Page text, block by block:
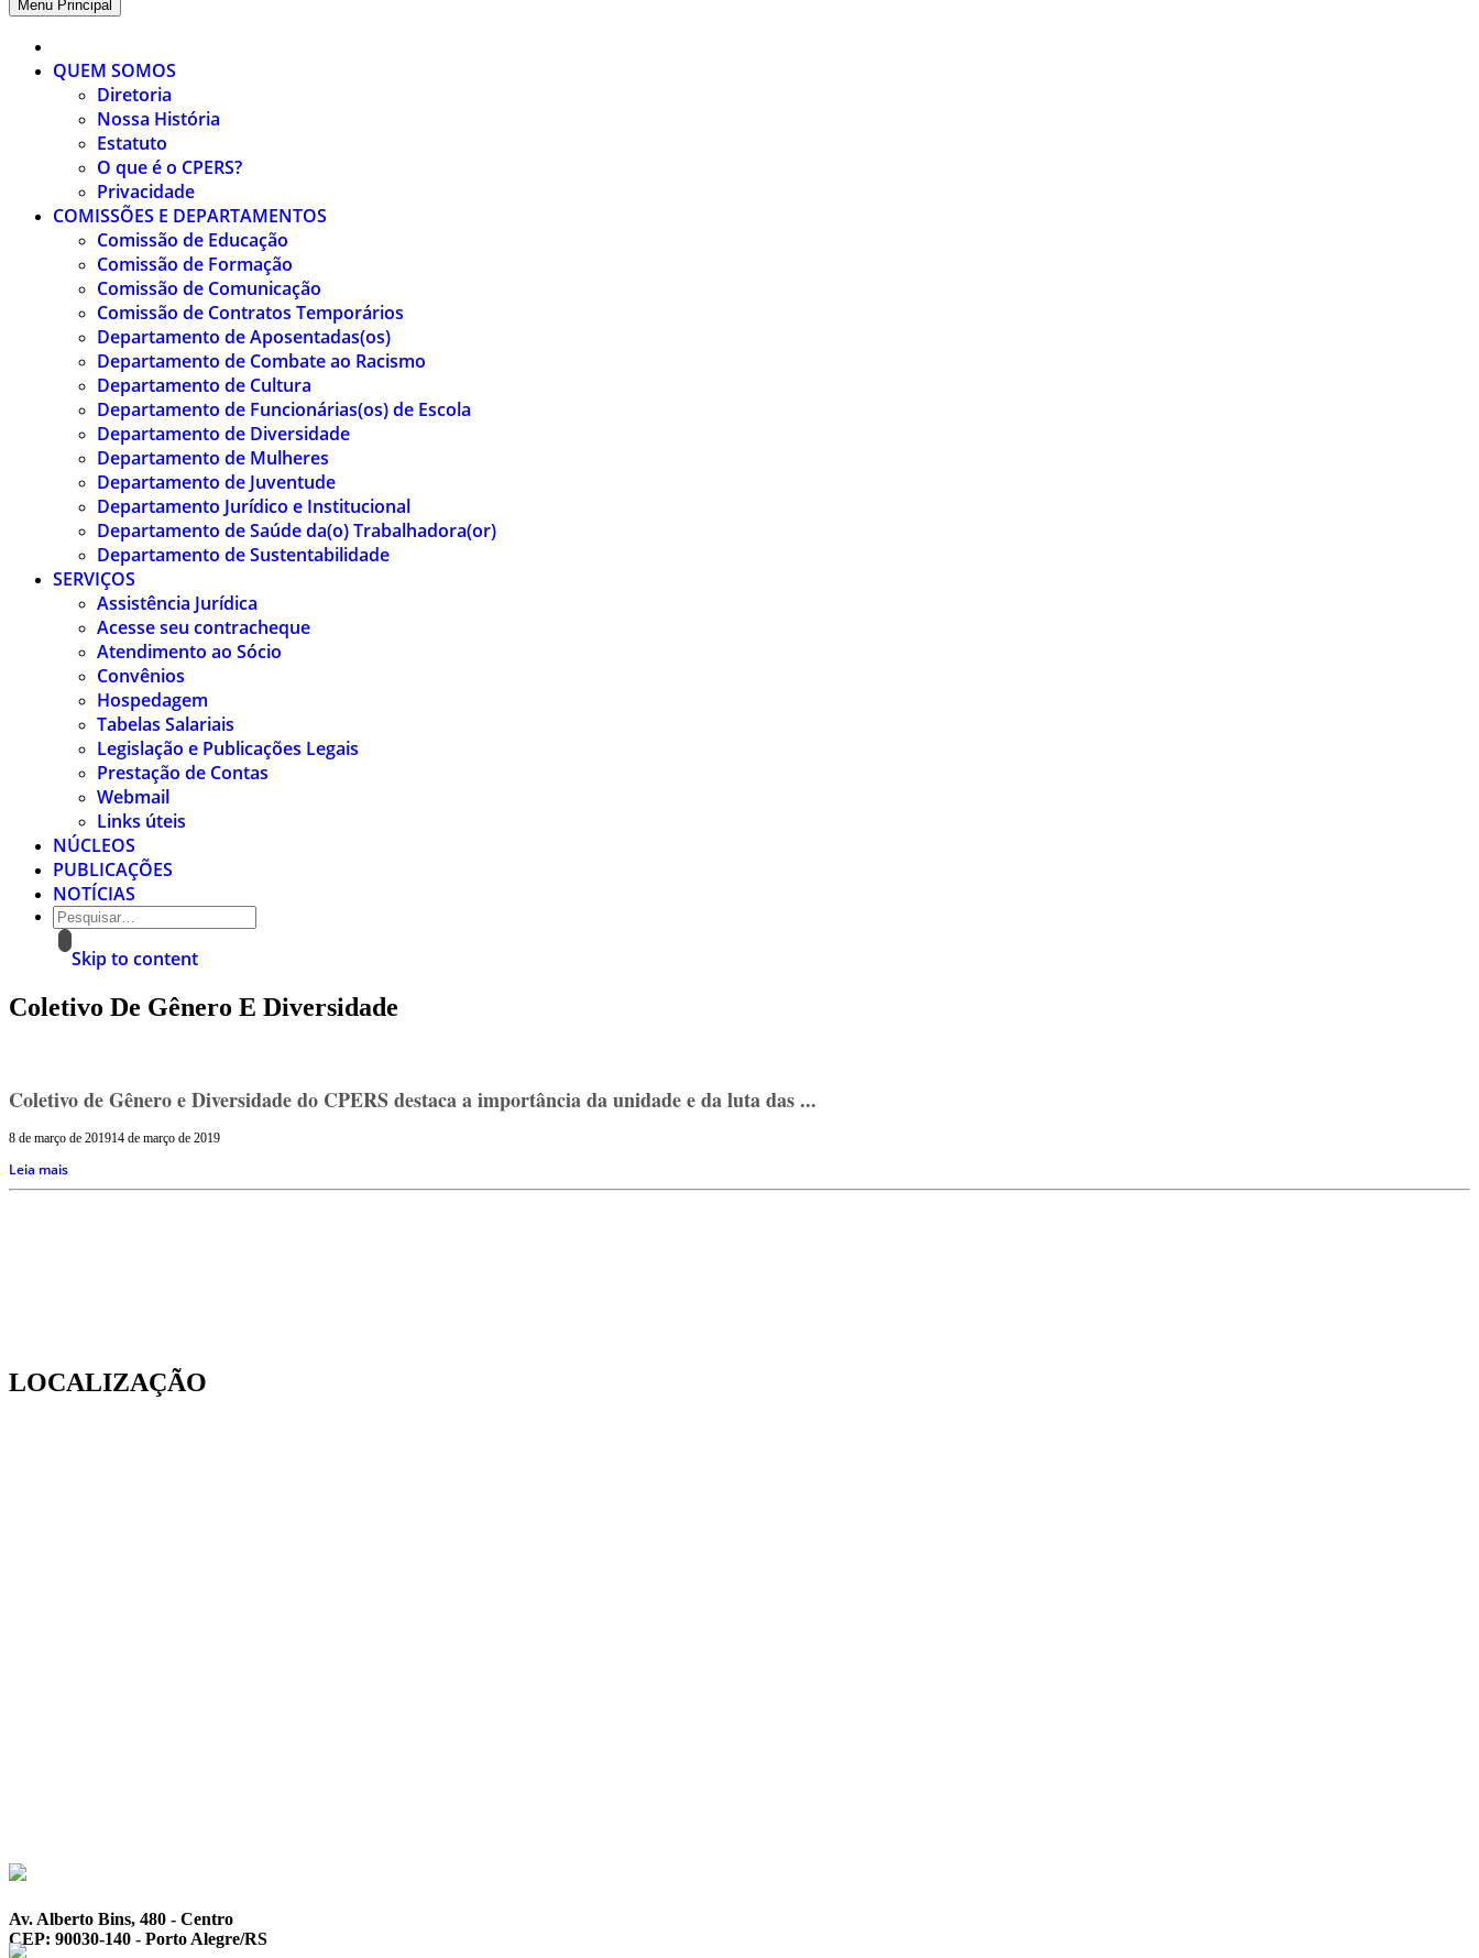
Menu Principal
QUEM SOMOS
Diretoria
Nossa História
Estatuto
O que é o CPERS?
Privacidade
COMISSÕES E DEPARTAMENTOS
Comissão de Educação
Comissão de Formação
Comissão de Comunicação
Comissão de Contratos Temporários
Departamento de Aposentadas(os)
Departamento de Combate ao Racismo
Departamento de Cultura
Departamento de Funcionárias(os) de Escola
Departamento de Diversidade
Departamento de Mulheres
Departamento de Juventude
Departamento Jurídico e Institucional
Departamento de Saúde da(o) Trabalhadora(or)
Departamento de Sustentabilidade
SERVIÇOS
Assistência Jurídica
Acesse seu contracheque
Atendimento ao Sócio
Convênios
Hospedagem
Tabelas Salariais
Legislação e Publicações Legais
Prestação de Contas
Webmail
Links úteis
NÚCLEOS
PUBLICAÇÕES
NOTÍCIAS
Skip to content
Coletivo De Gênero E Diversidade
Coletivo de Gênero e Diversidade do CPERS destaca a importância da unidade e da luta das ...
8 de março de 201914 de março de 2019
Leia mais
LOCALIZAÇÃO
Av. Alberto Bins, 480 - Centro
CEP: 90030-140 - Porto Alegre/RS